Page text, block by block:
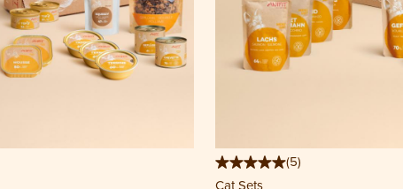
(5)
Cat Sets